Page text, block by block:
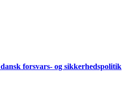
forsvars- og sikkerhedspolitik